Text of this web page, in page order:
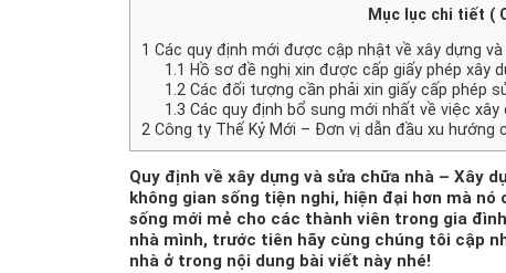
Mục lục chi tiết (
1 Các quy định mới được cập nhật về xây dựng
1.1 Hồ sơ đề nghị xin được cấp giấy phép xây
1.2 Các đối tượng cần phải xin giấy cấp phép
1.3 Các quy định bổ sung mới nhất về việc
2 Công ty Thế Kỷ Mới – Đơn vị dẫn đầu xu hướng
Quy định về xây dựng và sửa chữa nhà – Xây
không gian sống tiện nghi, hiện đại hơn mà
sống mới mẻ cho các thành viên trong gia
nhà mình, trước tiên hãy cùng chúng tôi cập
nhà ở trong nội dung bài viết này nhé!